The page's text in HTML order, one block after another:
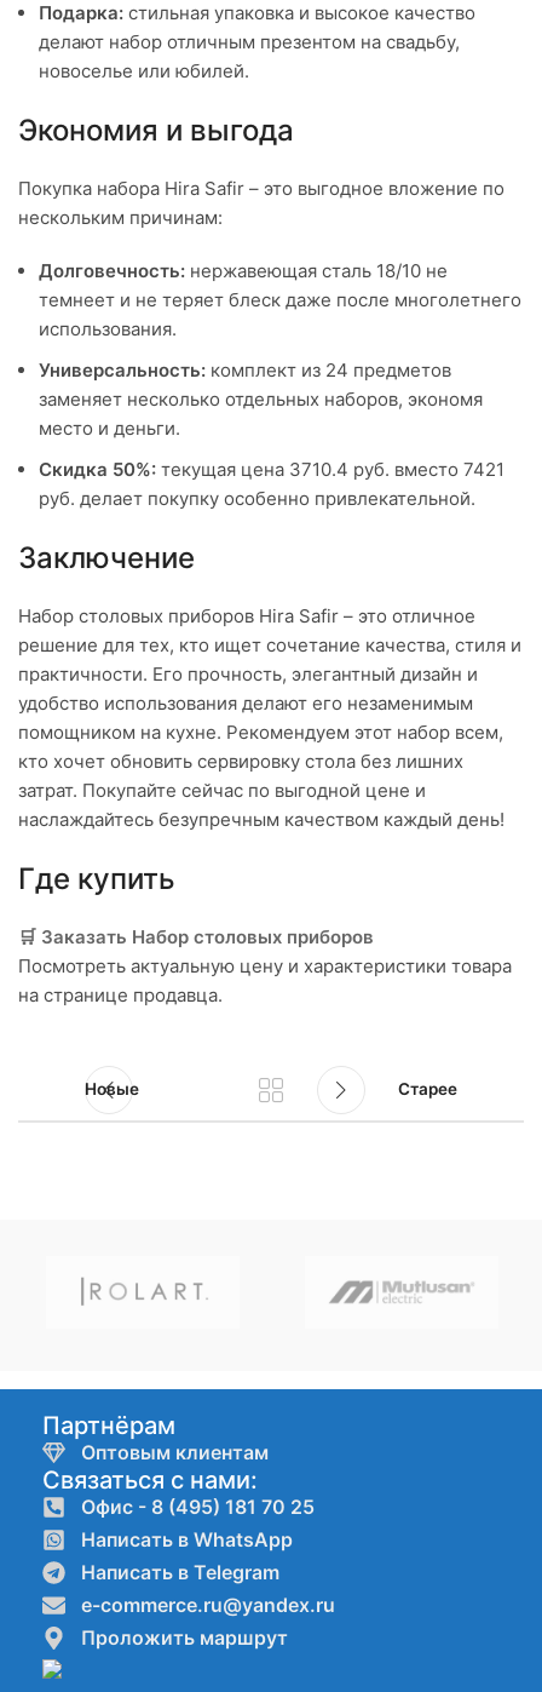
Подарка: стильная упаковка и высокое качество
делают набор отличным презентом на свадьбу,
новоселье или юбилей.
Экономия и выгода
Покупка набора Hira Safir – это выгодное вложение по
нескольким причинам:
Долговечность: нержавеющая сталь 18/10 не
темнеет и не теряет блеск даже после многолетнего
использования.
Универсальность: комплект из 24 предметов
заменяет несколько отдельных наборов, экономя
место и деньги.
Скидка 50%: текущая цена 3710.4 руб. вместо 7421
руб. делает покупку особенно привлекательной.
Заключение
Набор столовых приборов Hira Safir – это отличное
решение для тех, кто ищет сочетание качества, стиля и
практичности. Его прочность, элегантный дизайн и
удобство использования делают его незаменимым
помощником на кухне. Рекомендуем этот набор всем,
кто хочет обновить сервировку стола без лишних
затрат. Покупайте сейчас по выгодной цене и
наслаждайтесь безупречным качеством каждый день!
Где купить
🛒 Заказать Набор столовых приборов
Посмотреть актуальную цену и характеристики товара
на странице продавца.
Новые Старее
Партнёрам
Оптовым клиентам
Связаться с нами:
Офис - 8 (495) 181 70 25
Написать в WhatsApp
Написать в Telegram
e-commerce.ru@yandex.ru
Проложить маршрут